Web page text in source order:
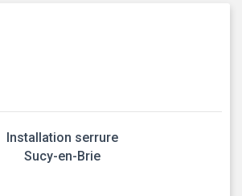
Installation serrure
Sucy-en-Brie